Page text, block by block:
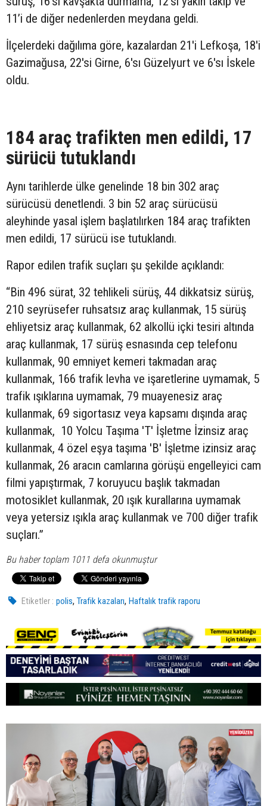
11’i de diğer nedenlerden meydana geldi.
İlçelerdeki dağılıma göre, kazalardan 21'i Lefkoşa, 18'i
Gazimağusa, 22'si Girne, 6'sı Güzelyurt ve 6'sı İskele
oldu.
184 araç trafikten men edildi, 17
sürücü tutuklandı
Aynı tarihlerde ülke genelinde 18 bin 302 araç
sürücüsü denetlendi. 3 bin 52 araç sürücüsü
aleyhinde yasal işlem başlatılırken 184 araç trafikten
men edildi, 17 sürücü ise tutuklandı.
Rapor edilen trafik suçları şu şekilde açıklandı:
“Bin 496 sürat, 32 tehlikeli sürüş, 44 dikkatsiz sürüş,
210 seyrüsefer ruhsatsız araç kullanmak, 15 sürüş
ehliyetsiz araç kullanmak, 62 alkollü içki tesiri altında
araç kullanmak, 17 sürüş esnasında cep telefonu
kullanmak, 90 emniyet kemeri takmadan araç
kullanmak, 166 trafik levha ve işaretlerine uymamak, 5
trafik ışıklarına uymamak, 79 muayenesiz araç
kullanmak, 69 sigortasız veya kapsamı dışında araç
kullanmak, 10 Yolcu Taşıma 'T' İşletme İzinsiz araç
kullanmak, 4 özel eşya taşıma 'B' İşletme izinsiz araç
kullanmak, 26 aracın camlarına görüşü engelleyici cam
filmi yapıştırmak, 7 koruyucu başlık takmadan
motosiklet kullanmak, 20 ışık kurallarına uymamak
veya yetersiz ışıkla araç kullanmak ve 700 diğer trafik
suçları.”
Bu haber toplam 1011 defa okunmuştur
Etiketler : polis,Trafik kazaları,Haftalık trafik raporu